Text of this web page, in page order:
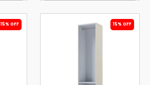
15% OFF 15% OFF